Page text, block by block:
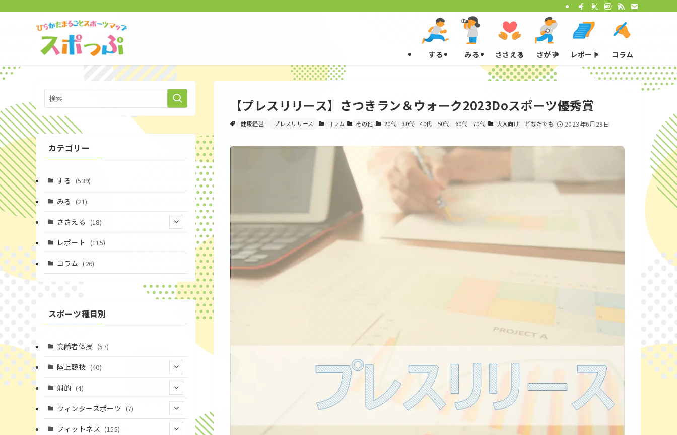
する みる ささえる さがす レポート コラム
【プレスリリース】さつきラン＆ウォーク2023Doスポーツ優秀賞
健康経営 プレスリリース コラム その他 20代 30代 40代 50代 60代 70代 大人向け どなたでも 2023年6月29日
カテゴリー
する (539)
みる (21)
ささえる (18)
(4)
(1)
レポート (115)
コラム (26)
スポーツ種目別
高齢者体操 (57)
陸上競技 (40)
(2)
(1)
射的 (4)
(4)
ウィンタースポーツ (7)
(7)
フィットネス (155)